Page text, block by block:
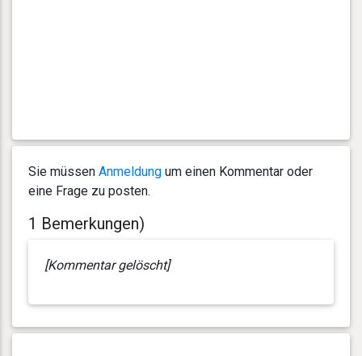
Sie müssen Anmeldung um einen Kommentar oder
eine Frage zu posten.
1 Bemerkungen)
[Kommentar gelöscht]